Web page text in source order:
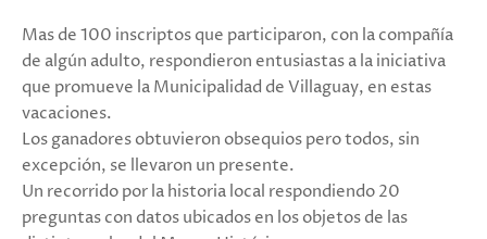
Mas de 100 inscriptos que participaron, con la compañía
de algún adulto, respondieron entusiastas a la iniciativa
que promueve la Municipalidad de Villaguay, en estas
vacaciones.
Los ganadores obtuvieron obsequios pero todos, sin
excepción, se llevaron un presente.
Un recorrido por la historia local respondiendo 20
preguntas con datos ubicados en los objetos de las